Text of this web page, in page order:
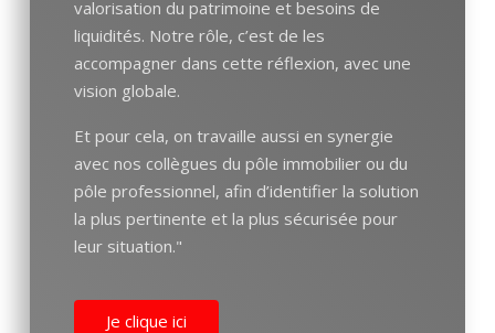
valorisation du patrimoine et besoins de
liquidités. Notre rôle, c’est de les
accompagner dans cette réflexion, avec une
vision globale.
Et pour cela, on travaille aussi en synergie
avec nos collègues du pôle immobilier ou du
pôle professionnel, afin d’identifier la solution
la plus pertinente et la plus sécurisée pour
leur situation."
Je clique ici